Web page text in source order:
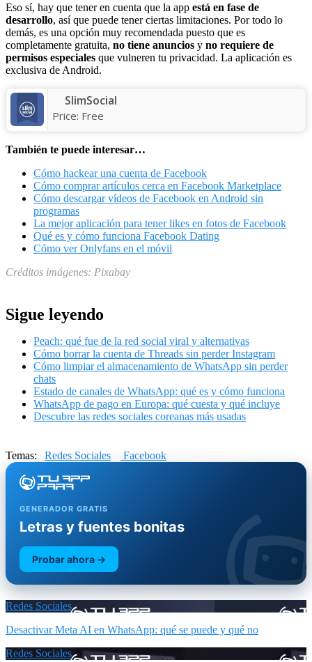
Eso sí, hay que tener en cuenta que la app está en fase de
desarrollo, así que puede tener ciertas limitaciones. Por todo lo
demás, es una opción muy recomendada puesto que es
completamente gratuita, no tiene anuncios y no requiere de
permisos especiales que vulneren tu privacidad. La aplicación es
exclusiva de Android.
SlimSocial
Price: Free
También te puede interesar…
Cómo hackear una cuenta de Facebook
Cómo comprar artículos cerca en Facebook Marketplace
Cómo descargar vídeos de Facebook en Android sin
programas
La mejor aplicación para tener likes en fotos de Facebook
Qué es y cómo funciona Facebook Dating
Cómo ver Onlyfans en el móvil
Créditos imágenes: Pixabay
Sigue leyendo
Peach: qué fue de la red social viral y alternativas
Cómo borrar la cuenta de Threads sin perder Instagram
Cómo limpiar el almacenamiento de WhatsApp sin perder
chats
Estado de canales de WhatsApp: qué es y cómo funciona
WhatsApp de pago en Europa: qué cuesta y qué incluye
Descubre las redes sociales coreanas más usadas
Temas: Redes Sociales Facebook
GENERADOR GRATIS
Letras y fuentes bonitas
Probar ahora →
Redes Sociales
Desactivar Meta AI en WhatsApp: qué se puede y qué no
Redes Sociales